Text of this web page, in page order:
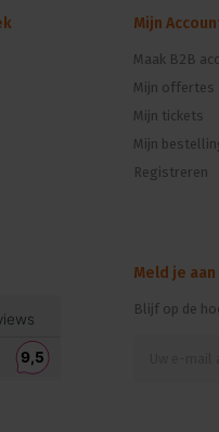
Mijn
Maak B2B
Mijn offertes
Mijn tickets
Mijn
Registreren
Meld je
Blijf op de